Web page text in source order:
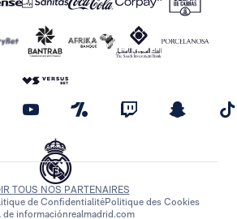
TOUS NOS PARTENAIRES
de ConfidentialitéPolitique des Cookies
de informaciónrealmadrid.com